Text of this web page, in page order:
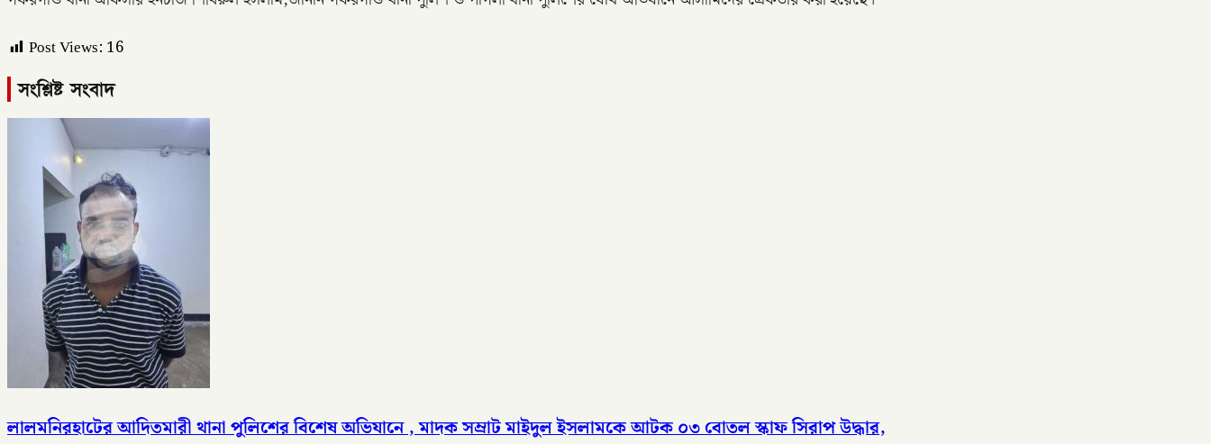
Post Views: 16
সংশ্লিষ্ট সংবাদ
লালমনিরহাটের আদিতমারী থানা পুলিশের বিশেষ অভিযানে , মাদক সম্রাট মাইদুল ইসলামকে আটক ০৩ বোতল স্কাফ সিরাপ উদ্ধার,